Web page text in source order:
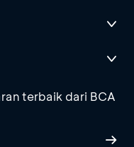
terbaik dari BCA